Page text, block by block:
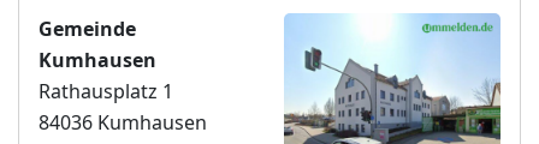
Gemeinde
Kumhausen
Rathausplatz 1
84036 Kumhausen